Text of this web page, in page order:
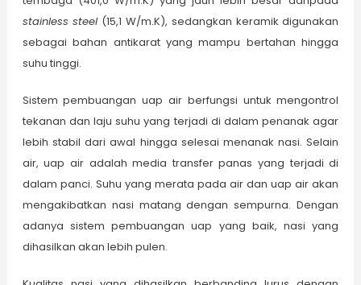
stainless steel(15,1 W/m.K), sedangkan keramik digunakan
sebagai bahan antikarat yang mampu bertahan hingga
suhu tinggi.
Sistem pembuangan uap air berfungsi untuk mengontrol
tekanan dan laju suhu yang terjadi di dalam penanak agar
lebih stabil dari awal hingga selesai menanak nasi. Selain
air, uap air adalah media transfer panas yang terjadi di
dalam panci. Suhu yang merata pada air dan uap air akan
mengakibatkan nasi matang dengan sempurna. Dengan
adanya sistem pembuangan uap yang baik, nasi yang
dihasilkan akan lebih pulen.